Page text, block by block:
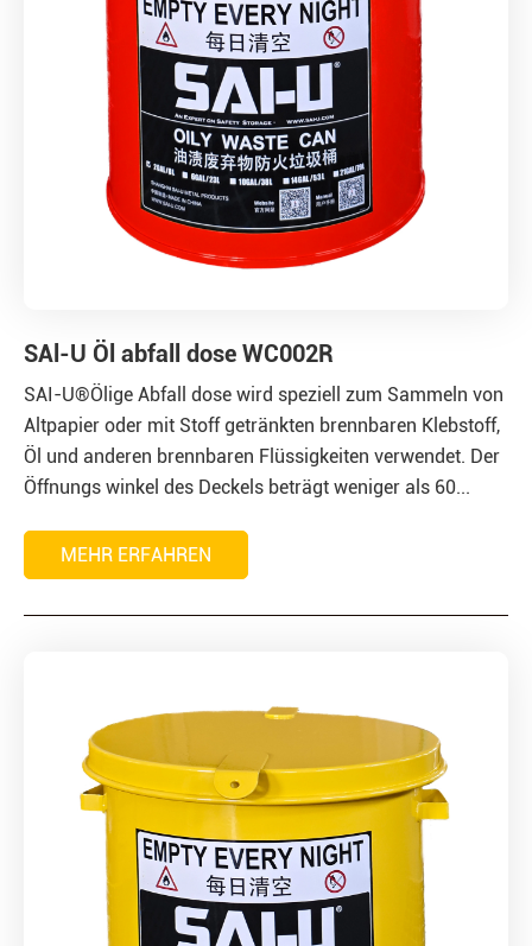
SAl-U Öl abfall dose WC002R
SAI-U®Ölige Abfall dose wird speziell zum Sammeln von
Altpapier oder mit Stoff getränkten brennbaren Klebstoff,
Öl und anderen brennbaren Flüssigkeiten verwendet. Der
Öffnungs winkel des Deckels beträgt weniger als 60...
MEHR ERFAHREN